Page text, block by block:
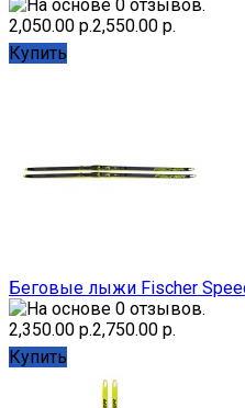
2,050.00 р.2,550.00 р.
Купить
Беговые лыжи Fischer
2,350.00 р.2,750.00 р.
Купить